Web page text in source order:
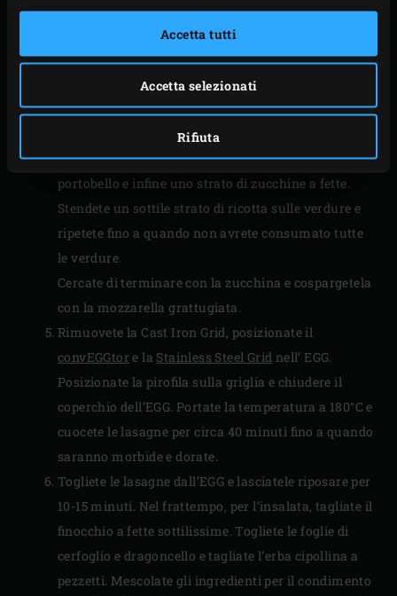
Accetta tutti
Accetta selezionati
Rifiuta
una frusta o un frullatore a mano.
Togliete le bucce, i gambi e i semi dai peperoni
arrostiti e tagliate la polpa a strisce larghe.
Disponete le verdure a strati sovrapposti in una
teglia da forno (Ø 30 cm). Iniziate con le fette di
melanzana, cospargetele con qualche anello di
cipolla, distribuite uno strato di peperone, poi di
portobello e infine uno strato di zucchine a fette.
Stendete un sottile strato di ricotta sulle verdure e
ripetete fino a quando non avrete consumato tutte
le verdure.
Cercate di terminare con la zucchina e cospargetela
con la mozzarella grattugiata.
Rimuovete la Cast Iron Grid, posizionate il
convEGGtor e la Stainless Steel Grid nell’ EGG.
Posizionate la pirofila sulla griglia e chiudere il
coperchio dell’EGG. Portate la temperatura a 180°C e
cuocete le lasagne per circa 40 minuti fino a quando
saranno morbide e dorate.
Togliete le lasagne dall’EGG e lasciatele riposare per
10-15 minuti. Nel frattempo, per l’insalata, tagliate il
finocchio a fette sottilissime. Togliete le foglie di
cerfoglio e dragoncello e tagliate l’erba cipollina a
pezzetti. Mescolate gli ingredienti per il condimento